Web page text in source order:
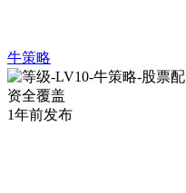
牛策略
1年前发布